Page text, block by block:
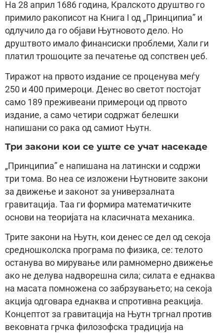
На 28 април 1686 година, Кралското друштво го
примило ракописот на Книга I од „Принципиа” и
одлучило да го објави Њутновото дело. Но
друштвото имало финансиски проблеми, Хали ги
платил трошоците за печатење од сопствен џеб.
Тиражот на првото издание се проценува меѓу
250 и 400 примероци. Денес во светот постојат
само 189 преживеани примероци од првото
издание, а само четири содржат белешки
напишани со рака од самиот Њутн.
Три закони кои се уште се учат насекаде
„Принципиа” е напишана на латински и содржи
три тома. Во неа се изложени Њутновите закони
за движење и законот за универзалната
гравитација. Таа ги формира математичките
основи на теоријата на класичната механика.
Трите закони на Њутн, кои денес се дел од секоја
средношколска програма по физика, се: телото
останува во мирување или рамномерно движење
ако не делува надворешна сила; силата е еднаква
на масата помножена со забрзувањето; на секоја
акција одговара еднаква и спротивна реакција.
Концептот за гравитација на Њутн тргнал против
вековната грчка филозофска традиција на